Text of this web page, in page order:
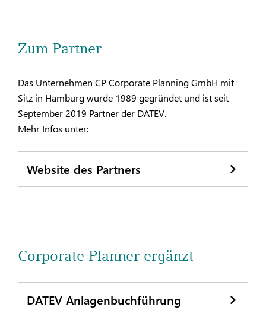
Zum Partner
Das Unternehmen CP Corporate Planning GmbH mit
Sitz in Hamburg wurde 1989 gegründet und ist seit
September 2019 Partner der DATEV.
Mehr Infos unter:
Website des Partners
Corporate Planner ergänzt
DATEV Anlagenbuchführung